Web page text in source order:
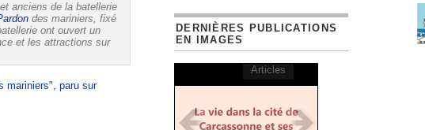
anciens de la batellerie
des mariniers, fixé
ont ouvert un
et les attractions sur
mariniers", paru sur
DERNIÈRES PUBLICATIONS
EN IMAGES
Articles